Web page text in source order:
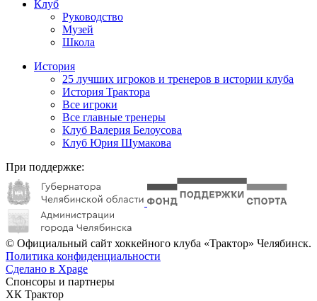
Клуб
Руководство
Музей
Школа
История
25 лучших игроков и тренеров в истории клуба
История Трактора
Все игроки
Все главные тренеры
Клуб Валерия Белоусова
Клуб Юрия Шумакова
При поддержке:
© Официальный сайт хоккейного клуба «Трактор» Челябинск.
Политика конфиденциальности
Сделано в Xpage
Спонсоры и партнеры
ХК Трактор